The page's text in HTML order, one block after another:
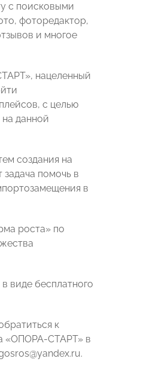
с поисковыми
фоторедактор,
и многое
нацеленный
с целью
данной
создания на
помочь в
в
роста» по
бесплатного
к
«ОПОРА-СТАРТ» в